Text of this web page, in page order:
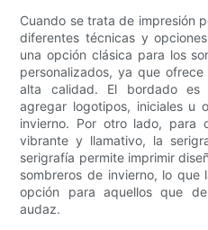
Cuando se trata de impresión
diferentes técnicas y
una opción clásica para los
personalizados, ya que
alta calidad. El bordado es
agregar logotipos, iniciales u
invierno. Por otro lado, para
vibrante y llamativo, la
serigrafía permite imprimir
sombreros de invierno, lo que
opción para aquellos que
audaz.